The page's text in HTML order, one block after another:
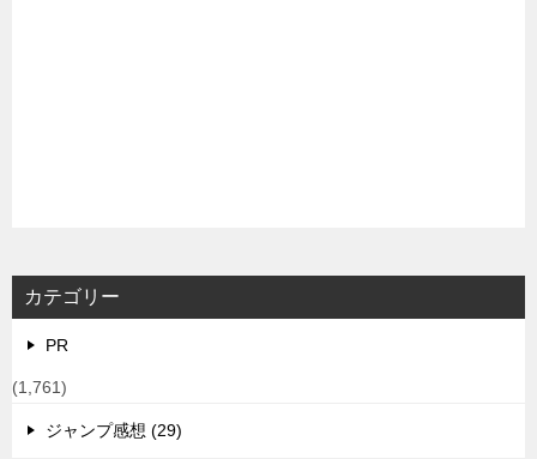
カテゴリー
PR
(1,761)
ジャンプ感想 (29)